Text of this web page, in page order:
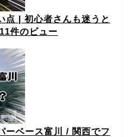
点 | 初心者さんも迷うと
11件のビュー
ーベース富川 / 関西でフ